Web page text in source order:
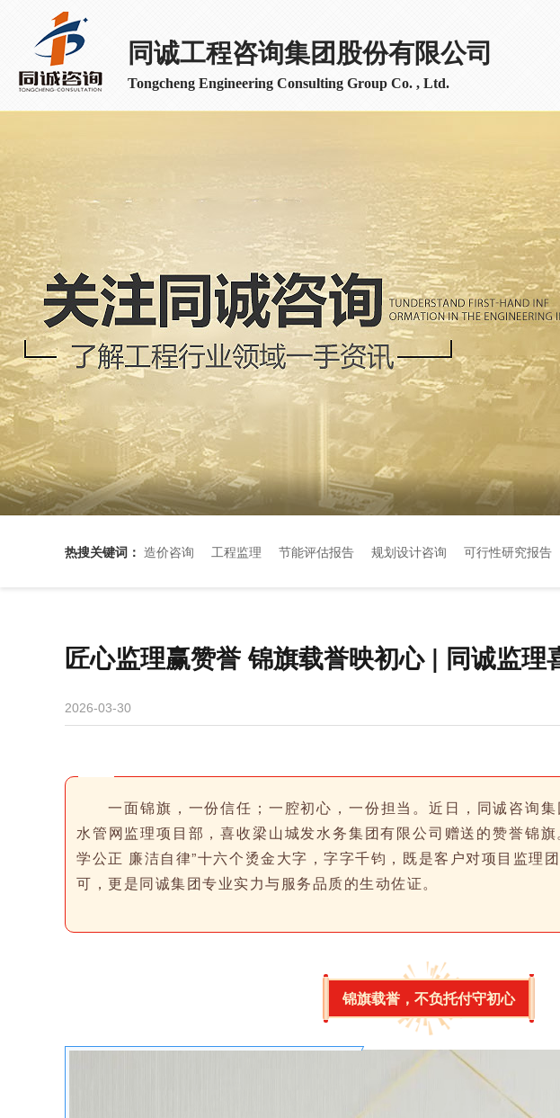
同诚工程咨询集团股份有限公司
Tongcheng Engineering Consulting Group Co. , Ltd.
热搜关键词： 造价咨询 工程监理 节能评估报告 规划设计咨询 可行性研究报告
匠心监理赢赞誉 锦旗载誉映初心 | 同诚监理
2026-03-30
一面锦旗，一份信任；一腔初心，一份担当。近日，同诚咨询
水管网监理项目部，喜收梁山城发水务集团有限公司赠送的赞誉锦
学公正 廉洁自律”十六个烫金大字，字字千钧，既是客户对项目监理
可，更是同诚集团专业实力与服务品质的生动佐证。
锦旗载誉，不负托付守初心